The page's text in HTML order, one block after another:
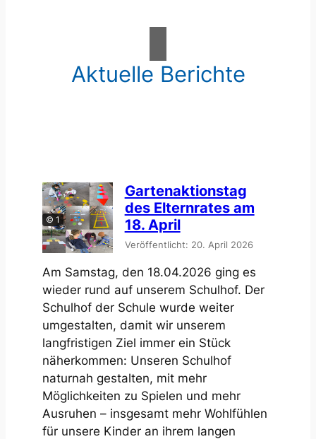
Aktuelle Berichte
© 1
Gartenaktionstag
des Elternrates am
18. April
Veröffentlicht: 20. April 2026
Am Samstag, den 18.04.2026 ging es
wieder rund auf unserem Schulhof. Der
Schulhof der Schule wurde weiter
umgestalten, damit wir unserem
langfristigen Ziel immer ein Stück
näherkommen: Unseren Schulhof
naturnah gestalten, mit mehr
Möglichkeiten zu Spielen und mehr
Ausruhen – insgesamt mehr Wohlfühlen
für unsere Kinder an ihrem langen